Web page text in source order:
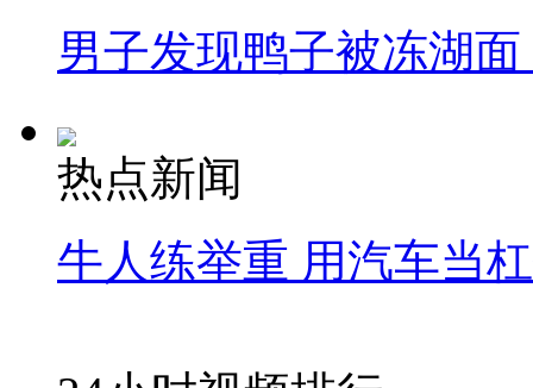
男子发现鸭子被冻湖
热点新闻
牛人练举重 用汽车当